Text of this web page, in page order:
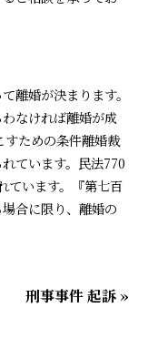
離婚が決まります。
なければ離婚が成
ための条件離婚裁
ています。民法770
ています。『第七百
合に限り、離婚の
刑事事件 起訴 »